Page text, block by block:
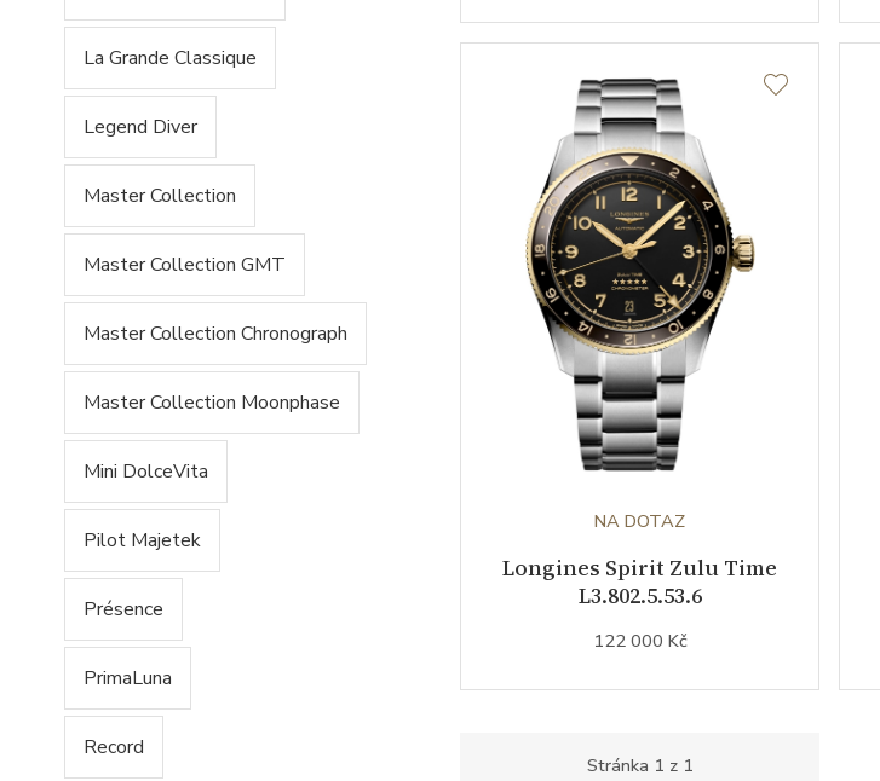
La Grande Classique
Legend Diver
Master Collection
Master Collection GMT
Master Collection Chronograph
Master Collection Moonphase
Mini DolceVita
Pilot Majetek
Présence
PrimaLuna
Record
NA DOTAZ
Longines Spirit Zulu Time
L3.802.5.53.6
122 000 Kč
Stránka 1 z 1